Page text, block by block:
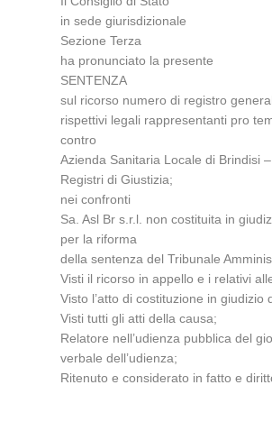
in sede giurisdizionale
Sezione Terza
ha pronunciato la presente
SENTENZA
sul ricorso numero di registro
rispettivi legali rappresentanti pro
contro
Azienda Sanitaria Locale di Brindisi
Registri di Giustizia;
nei confronti
Sa. Asl Br s.r.l. non costituita in
per la riforma
della sentenza del Tribunale
Visti il ricorso in appello e i relativi
Visto l’atto di costituzione in giudizio
Visti tutti gli atti della causa;
Relatore nell’udienza pubblica del
verbale dell’udienza;
Ritenuto e considerato in fatto e